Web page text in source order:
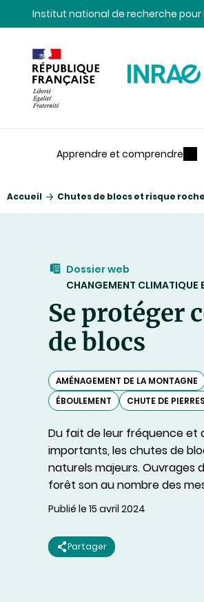
Contenu
Recherche
NavigationInstitut national de recherche
Apprendre et comprendre
Accueil Chutes de blocs et risque
Dossier web
CHANGEMENT CLIMATIQUE
Se protéger
de blocs
AMÉNAGEMENT DE LA MONTAGNE
ÉBOULEMENT
CHUTE DE PIERRES
Du fait de leur fréquence et
importants, les chutes de
naturels majeurs. Ouvrages
forêt son au nombre des
Publié le 15 avril 2024
Partager